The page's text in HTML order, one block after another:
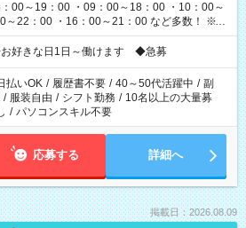
00～19：00 ・09：00～18：00 ・10：00～
00 ・16：00～21：00 など多数！ ※お
間が異なります
好きな日1日～働けます ◆急募
払いOK / 履歴書不要 / 40～50代活躍中 / 副
/ 服装自由 / シフト勤務 / 10名以上の大量募
/ パソコンスキル不要
応募する 詳細へ
掲載日：2026.08.09